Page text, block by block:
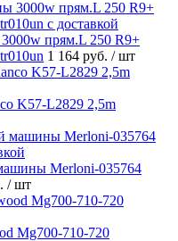
прям.L 250 R9+
1 164 руб. / шт
K57-L2829 2,5m
Merloni-035764
/ шт
Mg700-710-720